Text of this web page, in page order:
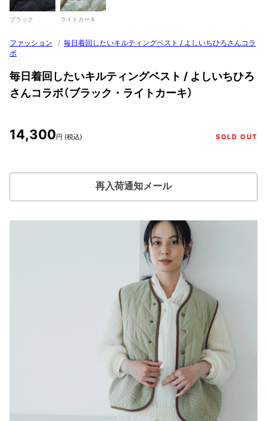
ブラック ライトカーキ
ファッション / 毎日着回したいキルティングベスト / よしいちひろさんコラ
ボ
毎日着回したいキルティングベスト / よしいちひろ
さんコラボ（ブラック・ライトカーキ）
14,300円 (税込) SOLD OUT
再入荷通知メール